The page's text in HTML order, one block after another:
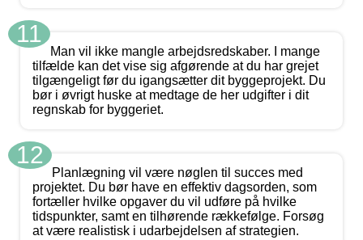
11
Man vil ikke mangle arbejdsredskaber. I mange
tilfælde kan det vise sig afgørende at du har grejet
tilgængeligt før du igangsætter dit byggeprojekt. Du
bør i øvrigt huske at medtage de her udgifter i dit
regnskab for byggeriet.
12
Planlægning vil være nøglen til succes med
projektet. Du bør have en effektiv dagsorden, som
fortæller hvilke opgaver du vil udføre på hvilke
tidspunkter, samt en tilhørende rækkefølge. Forsøg
at være realistisk i udarbejdelsen af strategien.